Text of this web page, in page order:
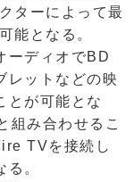
ターによって最
能となる。
ーディオでBD
レットなどの映
とが可能とな
組み合わせるこ
TVを接続し
。